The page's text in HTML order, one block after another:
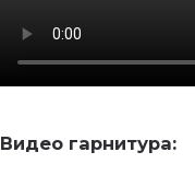
Видео гарнитура: